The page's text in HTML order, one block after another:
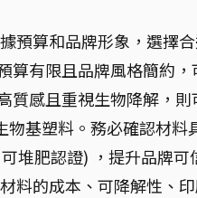
預算和品牌形象，選擇
算有限且品牌風格簡約，
質感且重視生物降解，則
物基塑料。務必確認材料
堆肥認證) ，提升品牌可
料的成本、可降解性、印